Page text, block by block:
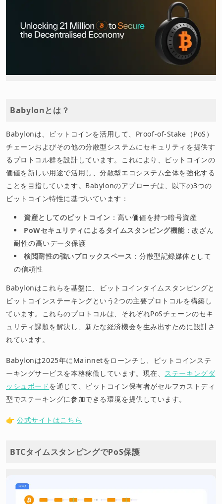
Babylonとは？
Babylonは、ビットコインを活用して、Proof-of-Stake（PoS）
チェーンおよびその他の分散型システムにセキュリティを提供す
るプロトコル群を設計しています。これにより、ビットコインの
価値を新しい用途で活用し、分散型エコシステム全体を強化する
ことを目指しています。Babylonのアプローチは、以下の3つの
ビットコイン特性に基づいています：
資産としてのビットコイン ：高い価値を持つ暗号資産
PoWセキュリティによるタイムスタンピング機能：改ざん
耐性の高いデータ保護
検閲耐性の強いブロックスペース ：分散型記録媒体として
の信頼性
Babylonはこれらを基盤に、ビットコインタイムスタンピングと
ビットコインステーキングという2つの主要プロトコルを構築し
ています。これらのプロトコルは、それぞれPoSチェーンのセキ
ュリティ課題を解決し、新たな経済機会を生み出すために設計さ
れています。
Babylonは2025年にMainnetをローンチし、ビットコインステ
ーキングサービスを本格稼働しています。現在、 ステーキングダ
ッシュボードを通じて、ビットコイン保有者がセルフカストディ
型でステーキングに参加できる環境を提供しています。
👉公式サイトはこちら
BTCタイムスタンピングでPoS保護